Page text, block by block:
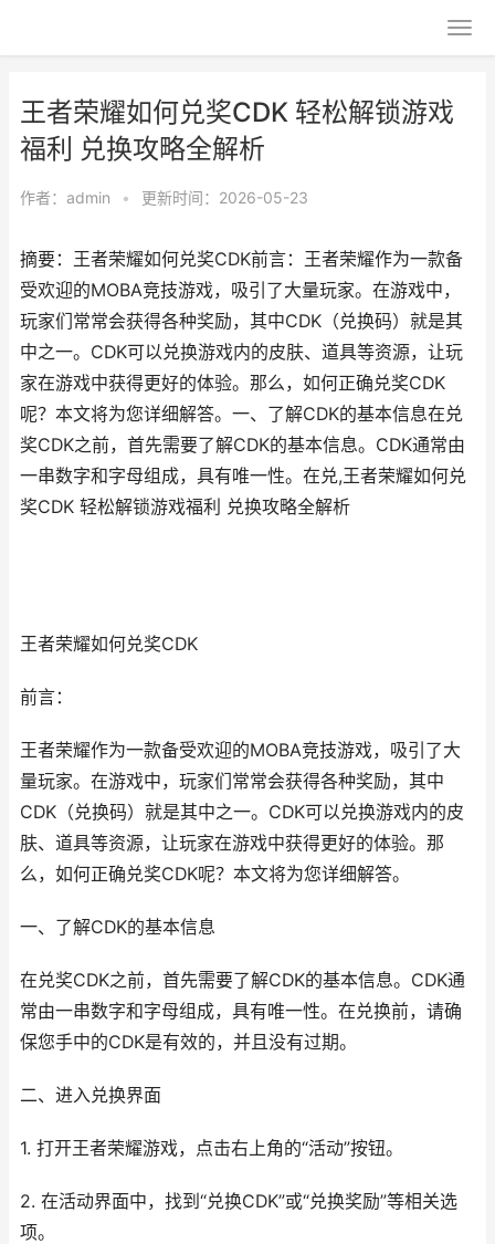
王者荣耀如何兑奖CDK 轻松解锁游戏
福利 兑换攻略全解析
作者： admin • 更新时间：2026-05-23
摘要：王者荣耀如何兑奖CDK前言：王者荣耀作为一款备
受欢迎的MOBA竞技游戏，吸引了大量玩家。在游戏中，
玩家们常常会获得各种奖励，其中CDK（兑换码）就是其
中之一。CDK可以兑换游戏内的皮肤、道具等资源，让玩
家在游戏中获得更好的体验。那么，如何正确兑奖CDK
呢？本文将为您详细解答。一、了解CDK的基本信息在兑
奖CDK之前，首先需要了解CDK的基本信息。CDK通常由
一串数字和字母组成，具有唯一性。在兑,王者荣耀如何兑
奖CDK 轻松解锁游戏福利 兑换攻略全解析
王者荣耀如何兑奖CDK
前言：
王者荣耀作为一款备受欢迎的MOBA竞技游戏，吸引了大
量玩家。在游戏中，玩家们常常会获得各种奖励，其中
CDK（兑换码）就是其中之一。CDK可以兑换游戏内的皮
肤、道具等资源，让玩家在游戏中获得更好的体验。那
么，如何正确兑奖CDK呢？本文将为您详细解答。
一、了解CDK的基本信息
在兑奖CDK之前，首先需要了解CDK的基本信息。CDK通
常由一串数字和字母组成，具有唯一性。在兑换前，请确
保您手中的CDK是有效的，并且没有过期。
二、进入兑换界面
1. 打开王者荣耀游戏，点击右上角的“活动”按钮。
2. 在活动界面中，找到“兑换CDK”或“兑换奖励”等相关选
项。